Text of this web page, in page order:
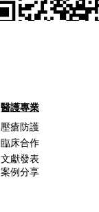
醫護專業
壓瘡防護
案例分享
臨床合作
文獻發表